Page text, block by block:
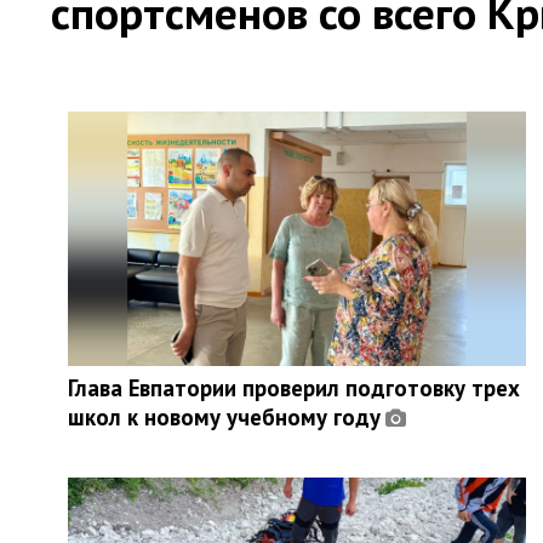
спортсменов со всего
Глава Евпатории проверил подготовку трех
школ к новому учебному году